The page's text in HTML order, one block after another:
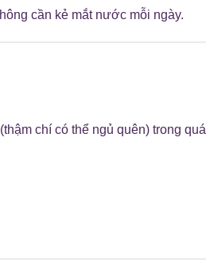
cần kẻ mắt nước mỗi ngày.
chí có thể ngủ quên) trong quá